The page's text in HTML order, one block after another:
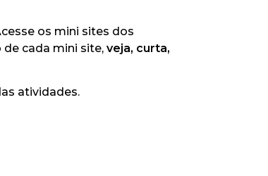
os mini sites dos
cada mini site, veja, curta,
atividades.